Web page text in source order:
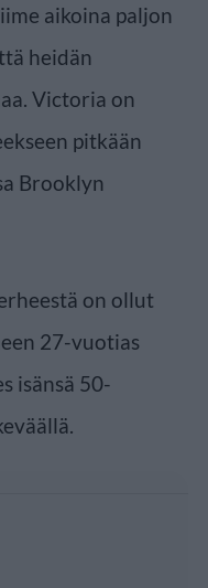
aikoina paljon
heidän
Victoria on
pitkään
Brooklyn
on ollut
27-vuotias
isänsä 50-